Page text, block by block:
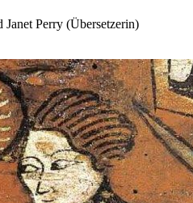
Perry (Übersetzerin)